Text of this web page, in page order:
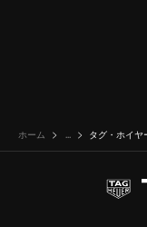
ホーム ... タグ・ホイヤ